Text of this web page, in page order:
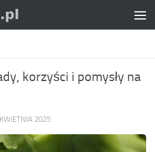
korzyści i pomysły na
2025